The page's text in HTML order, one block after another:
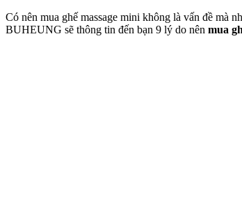
Có nên mua ghế massage mini không là vấn đề mà
BUHEUNG sẽ thông tin đến bạn 9 lý do nên mua